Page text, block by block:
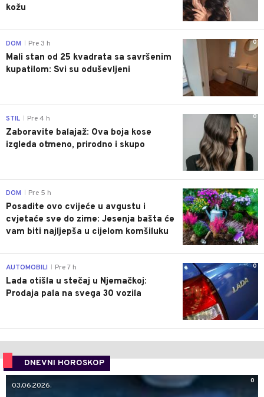
kožu
0
DOM Pre 3 h
Mali stan od 25 kvadrata sa savršenim
kupatilom: Svi su oduševljeni
0
STIL Pre 4 h
Zaboravite balajaž: Ova boja kose
izgleda otmeno, prirodno i skupo
0
DOM Pre 5 h
Posadite ovo cvijeće u avgustu i
cvjetaće sve do zime: Jesenja bašta će
vam biti najljepša u cijelom komšiluku
0
AUTOMOBILI Pre 7 h
Lada otišla u stečaj u Njemačkoj:
Prodaja pala na svega 30 vozila
DNEVNI HOROSKOP
0
03.06.2026.